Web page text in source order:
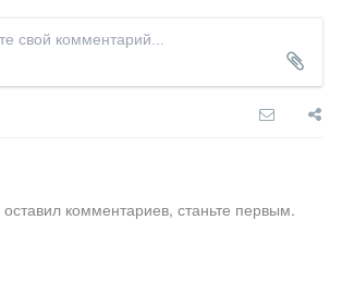
комментариев, станьте первым.